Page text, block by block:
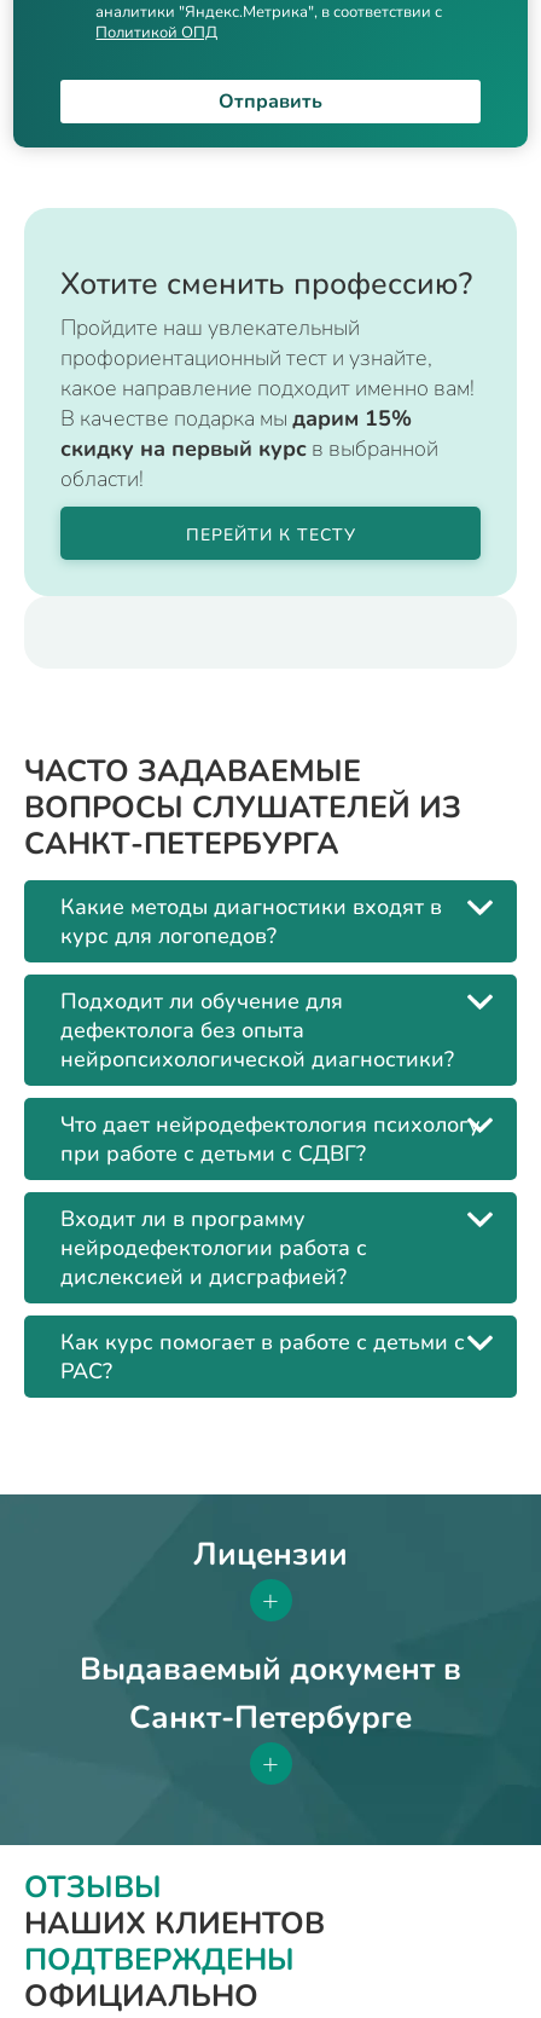
аналитики "Яндекс.Метрика", в соответствии с
Политикой ОПД
Отправить
Хотите сменить профессию?
Пройдите наш увлекательный
профориентационный тест и узнайте,
какое направление подходит именно вам!
В качестве подарка мы дарим 15%
скидку на первый курс в выбранной
области!
ПЕРЕЙТИ К ТЕСТУ
ЧАСТО ЗАДАВАЕМЫЕ
ВОПРОСЫ СЛУШАТЕЛЕЙ ИЗ
САНКТ-ПЕТЕРБУРГА
Какие методы диагностики входят в
курс для логопедов?
Подходит ли обучение для
дефектолога без опыта
нейропсихологической диагностики?
Что дает нейродефектология психологу
при работе с детьми с СДВГ?
Входит ли в программу
нейродефектологии работа с
дислексией и дисграфией?
Как курс помогает в работе с детьми с
РАС?
Лицензии
+
Выдаваемый документ в
Санкт-Петербурге
+
ОТЗЫВЫ
НАШИХ КЛИЕНТОВ
ПОДТВЕРЖДЕНЫ
ОФИЦИАЛЬНО